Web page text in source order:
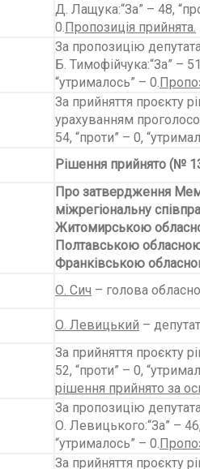
Д. Лащука:“За” – 48,
0.Пропозиція прийнята.
За пропозицію
Б. Тимофійчука:“За” –
“утрималось” – 0.
За прийняття проєкту
урахуванням
54, “проти” – 0,
Рішення прийнято (№
Про затвердження
міжрегіональну
Житомирською
Полтавською
Франків­ською
О. Сич – голова
О. Левицький –
За прийняття проєкту
52, “проти” – 0,
рішення прийнято за
За пропозицію
О. Левицького:“За” –
“утрималось” – 0.
За прийняття проєкту